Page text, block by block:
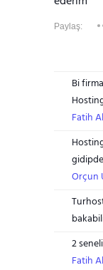
Paylaş:
Bi
Fatih
Orçun
2
Fatih